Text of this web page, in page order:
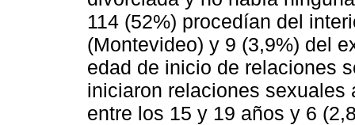
114 (52%) procedían del
(Montevideo) y 9 (3,9%) del
edad de inicio de relaciones
iniciaron relaciones sexuales
entre los 15 y 19 años y 6